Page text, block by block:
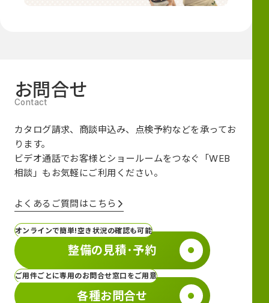
お問合せ
カタログ請求、商談申込み、点検予約などを承ってお
ります。
ビデオ通話でお客様とショールームをつなぐ
「WEB
相談」も お気軽にご利用ください。
よくあるご質問はこちら
オンラインで簡単!空き状況の確認も可能
整備の見積･予約
ご用件ごとに専用のお問合せ窓口をご用意
各種お問合せ